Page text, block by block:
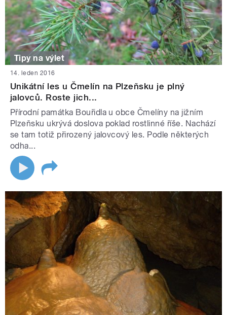
Tipy na výlet
14. leden 2016
Unikátní les u Čmelín na Plzeňsku je plný
jalovců. Roste jich...
Přírodní památka Bouřidla u obce Čmelíny na jižním
Plzeňsku ukrývá doslova poklad rostlinné říše. Nachází
se tam totiž přirozený jalovcový les. Podle některých
odha...